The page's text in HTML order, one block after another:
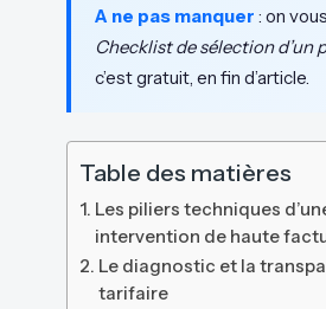
A ne pas manquer : on
Checklist de sélection d’un
c’est gratuit, en fin d’article.
Table des matières
Les piliers techniques
intervention de haute
Le diagnostic et la
tarifaire